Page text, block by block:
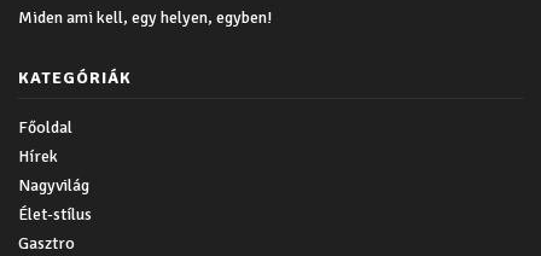
Miden ami kell, egy helyen, egyben!
KATEGÓRIÁK
Főoldal
Hírek
Nagyvilág
Élet-stílus
Gasztro